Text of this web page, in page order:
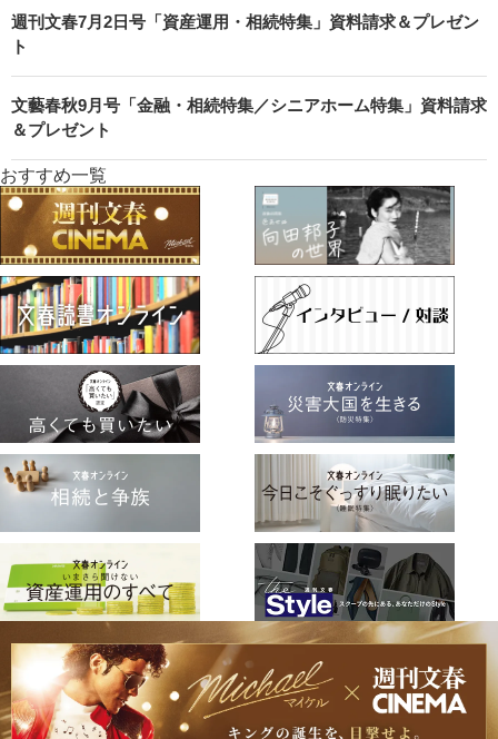
週刊文春7月2日号「資産運用・相続特集」資料請求＆プレゼン
ト
文藝春秋9月号「金融・相続特集／シニアホーム特集」資料請求
＆プレゼント
おすすめ一覧